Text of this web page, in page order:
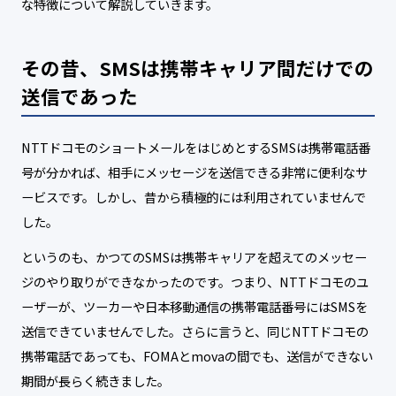
な特徴について解説していきます。
その昔、SMSは携帯キャリア間だけでの
送信であった
NTTドコモのショートメールをはじめとするSMSは携帯電話番
号が分かれば、相手にメッセージを送信できる非常に便利なサ
ービスです。しかし、昔から積極的には利用されていませんで
した。
というのも、かつてのSMSは携帯キャリアを超えてのメッセー
ジのやり取りができなかったのです。つまり、NTTドコモのユ
ーザーが、ツーカーや日本移動通信の携帯電話番号にはSMSを
送信できていませんでした。さらに言うと、同じNTTドコモの
携帯電話であっても、FOMAとmovaの間でも、送信ができない
期間が長らく続きました。